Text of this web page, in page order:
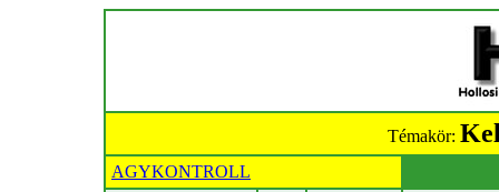
Témakör:
AGYKONTROLL